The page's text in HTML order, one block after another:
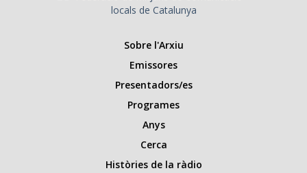
Sobre l'Arxiu
Emissores
Presentadors/es
Programes
Anys
Cerca
Històries de la ràdio